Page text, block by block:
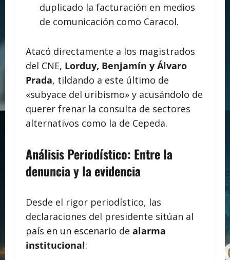
duplicado la facturación en medios
de comunicación como Caracol.
Atacó directamente a los magistrados
del CNE, Lorduy, Benjamín y Álvaro
Prada, tildando a este último de
«subyace del uribismo» y acusándolo de
querer frenar la consulta de sectores
alternativos como la de Cepeda.
Análisis Periodístico: Entre la
denuncia y la evidencia
Desde el rigor periodístico, las
declaraciones del presidente sitúan al
país en un escenario de alarma
institucional: